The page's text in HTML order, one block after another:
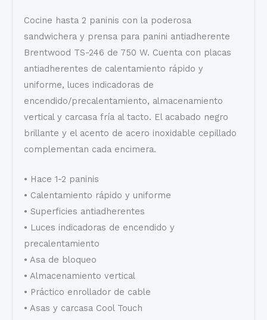
Cocine hasta 2 paninis con la poderosa
sandwichera y prensa para panini antiadherente
Brentwood TS-246 de 750 W. Cuenta con placas
antiadherentes de calentamiento rápido y
uniforme, luces indicadoras de
encendido/precalentamiento, almacenamiento
vertical y carcasa fría al tacto. El acabado negro
brillante y el acento de acero inoxidable cepillado
complementan cada encimera.
• Hace 1-2 paninis
• Calentamiento rápido y uniforme
• Superficies antiadherentes
• Luces indicadoras de encendido y
precalentamiento
• Asa de bloqueo
• Almacenamiento vertical
• Práctico enrollador de cable
• Asas y carcasa Cool Touch